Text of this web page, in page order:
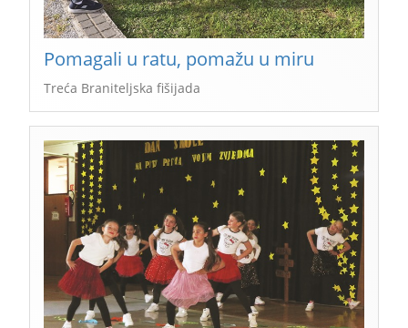
Pomagali u ratu, pomažu u miru
Treća Braniteljska fišijada